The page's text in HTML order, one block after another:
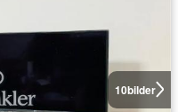
10bilder